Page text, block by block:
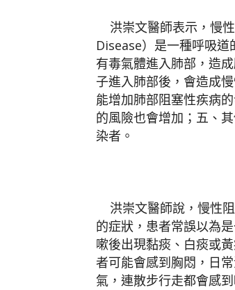
洪崇文醫師表示，慢
Disease）是一種呼吸
有毒氣體進入肺部，造
子進入肺部後，會造成
能增加肺部阻塞性疾病
的風險也會增加；五、
染者。
洪崇文醫師說，慢性
的症狀，患者常誤以為
嗽後出現黏痰、白痰或
者可能會感到胸悶，日
氣，連散步行走都會感